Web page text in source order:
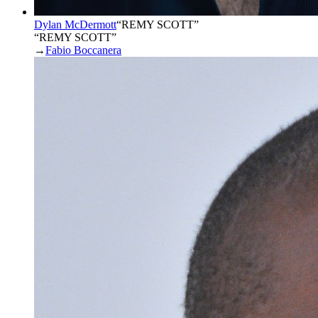
Dylan McDermott“REMY SCOTT”
“REMY SCOTT”
→Fabio Boccanera